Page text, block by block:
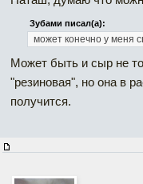
Зубами писал(а):
может конечно у меня
Может быть и сыр не
"резиновая", но она в
получится.